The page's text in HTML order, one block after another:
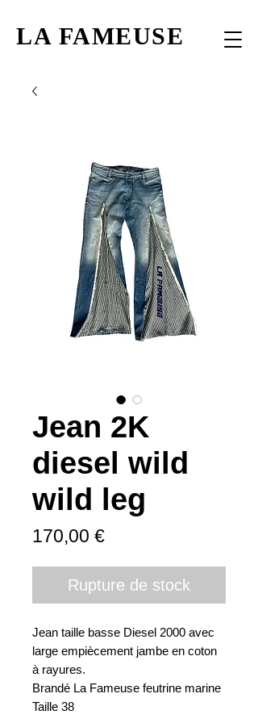
LA FAMEUSE
Jean 2K
diesel wild
wild leg
170,00 €Prix
Rupture de stock
Jean taille basse Diesel 2000 avec
large empiècement jambe en coton
à rayures.
Brandé La Fameuse feutrine marine
Taille 38